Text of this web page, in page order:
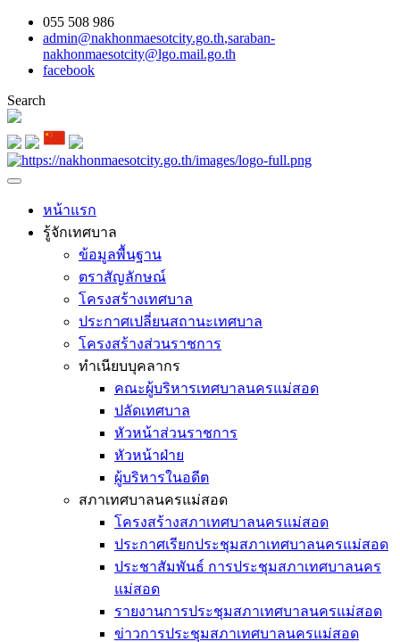
055 508 986
admin@nakhonmaesotcity.go.th,saraban-
nakhonmaesotcity@lgo.mail.go.th
facebook
Search
หน้าแรก
รู้จักเทศบาล
ข้อมูลพื้นฐาน
ตราสัญลักษณ์
โครงสร้างเทศบาล
ประกาศเปลี่ยนสถานะเทศบาล
โครงสร้างส่วนราชการ
ทำเนียบบุคลากร
คณะผู้บริหารเทศบาลนครแม่สอด
ปลัดเทศบาล
หัวหน้าส่วนราชการ
หัวหน้าฝ่าย
ผู้บริหารในอดีต
สภาเทศบาลนครแม่สอด
โครงสร้างสภาเทศบาลนครแม่สอด
ประกาศเรียกประชุมสภาเทศบาลนครแม่สอด
ประชาสัมพันธ์ การประชุมสภาเทศบาลนคร
แม่สอด
รายงานการประชุมสภาเทศบาลนครแม่สอด
ข่าวการประชุมสภาเทศบาลนครแม่สอด